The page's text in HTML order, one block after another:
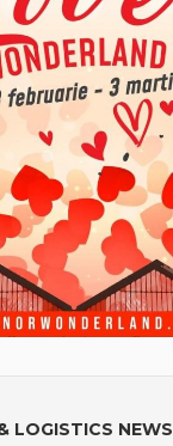
LOGISTICS NEWS